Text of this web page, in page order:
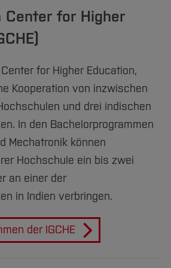
Schauf
Daniel
Schilberg
[Inhalt zuklappen]
[Inhalt zuklappen]
Center for Higher
for Higher Education,
Kooperation von inzwischen
und drei indischen
In den Bachelorprogrammen
Mechatronik können
Hochschule ein bis zwei
an einer der
in Indien verbringen.
der IGCHE